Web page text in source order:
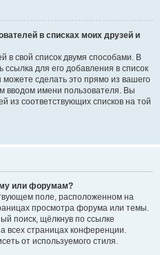
в списках моих друзей и
в свой список двумя способами. В
для его добавления в список
можете сделать это прямо из вашего
вводом имени пользователя. Вы
из соответствующих списков на той
или форумам?
поле, расположенном на
просмотра форума или темы.
поиск, щёлкнув по ссылке
всех страницах конференции.
от используемого стиля.